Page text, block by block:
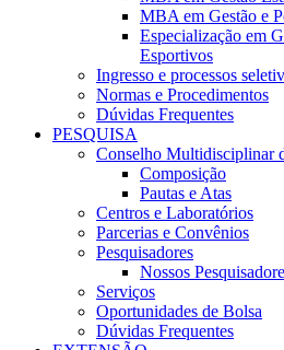
MBA em Gestão e
Especialização em
Esportivos
Ingresso e processos
Normas e Procedimentos
Dúvidas Frequentes
PESQUISA
Conselho Multidisciplinar
Composição
Pautas e Atas
Centros e Laboratórios
Parcerias e Convênios
Pesquisadores
Nossos
Serviços
Oportunidades de Bolsa
Dúvidas Frequentes